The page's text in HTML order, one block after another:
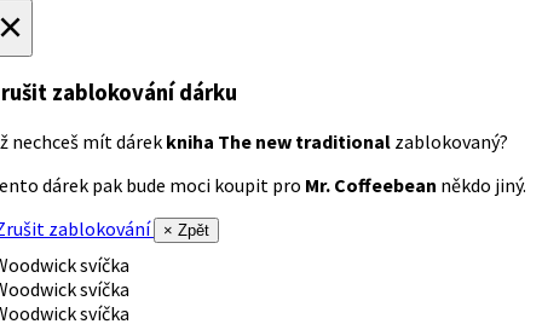
zablokování dárku
nechceš mít dárek kniha The new traditional zablokovaný?
dárek pak bude moci koupit pro Mr. Coffeebean někdo jiný.
zablokování
× Zpět